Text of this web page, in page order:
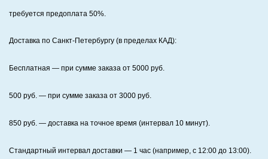
требуется предоплата 50%
Доставка по Санкт‑Петербургу (в пределах КАД):
Бесплатная — при сумме заказа от 5000 руб.
500 руб. — при сумме заказа от 3000 руб.
850 руб. — доставка на точное время (интервал 10 минут).
Стандартный интервал доставки — 1 час (например, с 12:00 до 13:00).